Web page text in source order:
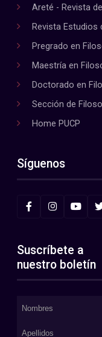
Areté - Revista
Revista Estudios
Pregrado en
Maestría en
Doctorado en
Sección de
Home PUCP
Síguenos
Suscríbete a
nuestro boletín